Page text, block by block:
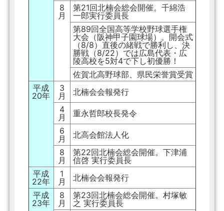
8
月
第21回北楠会総会開催。千綿浩
一郎実行委員長
第89回全国高等学校野球選手権
大会（阪神甲子園球場）。開会式
（8/8）直後の緒戦で勝利し、決
勝戦（8/22）では広島代表・広
陵高校を5対4で下し初優勝！
佐賀北高野球部、県民栄誉賞受賞
平成
20年
3
月
北楠会会報発行
4
月
重永哲郎校長発令
6
月
北高会館法人化
8
月
第22回北楠会総会開催。下津浦
信啓 実行委員長
平成
22年
1
月
北楠会会報発行
平成
23年
8
月
第23回北楠会総会開催。村塚敏
之 実行委員長